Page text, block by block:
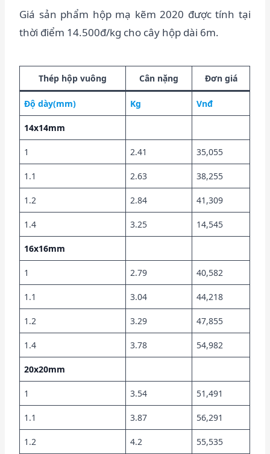
Giá sản phẩm hộp mạ kẽm 2020 được tính tại
thời điểm 14.500đ/kg cho cây hộp dài 6m.
Thép hộp vuông Cân nặng Đơn giá
Độ dày(mm) Kg Vnđ
14x14mm
1 2.41 35,055
1.1 2.63 38,255
1.2 2.84 41,309
1.4 3.25 14,545
16x16mm
1 2.79 40,582
1.1 3.04 44,218
1.2 3.29 47,855
1.4 3.78 54,982
20x20mm
1 3.54 51,491
1.1 3.87 56,291
1.2 4.2 55,535